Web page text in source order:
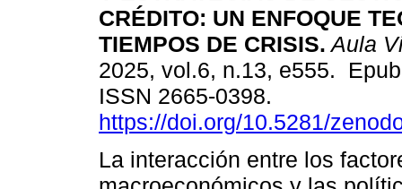
CRÉDITO: UN ENFOQUE
TIEMPOS DE CRISIS. Aula
2025, vol.6, n.13, e555.
ISSN 2665-0398.
https://doi.org/10.5281/
La interacción entre los